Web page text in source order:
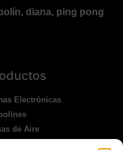
diana, ping pong
Electrónicas
de Aire